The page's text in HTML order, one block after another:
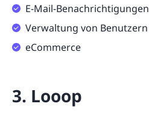
E-Mail-Benachrichtigungen
Verwaltung von Benutzern
eCommerce
3. Looop